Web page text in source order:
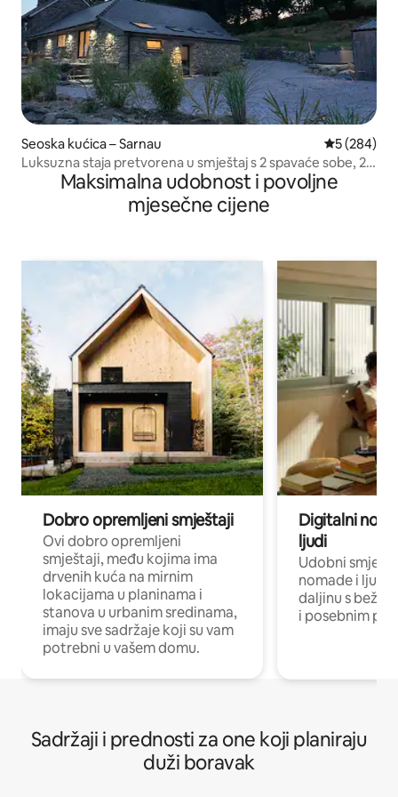
Seoska kućica – Sarnau Prosječna
5 (284)
Luksuzna staja pretvorena u smještaj s 2 spavaće sobe, 2
kupaonice i masažnom kadom
Maksimalna udobnost i povoljne
mjesečne cijene
Dobro opremljeni smještaji
Ovi dobro opremljeni
smještaji, među kojima ima
drvenih kuća na mirnim
lokacijama u planinama i
stanova u urbanim sredinama,
imaju sve sadržaje koji su vam
potrebni u vašem domu.
Digitalni
ljudi
Udobni
nomade i ljude
daljinu s
i posebnim
Sadržaji i prednosti za one koji planiraju
duži boravak